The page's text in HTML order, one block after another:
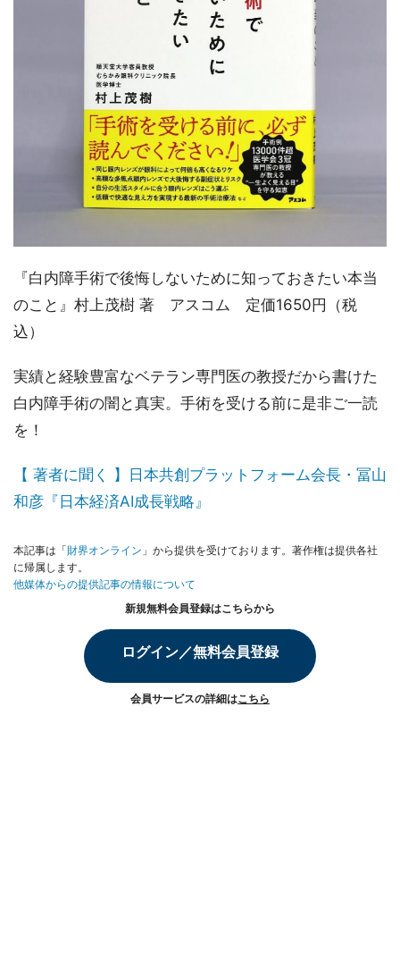
『白内障手術で後悔しないために知っておきたい本当
のこと』村上茂樹 著 アスコム 定価1650円（税
込）
実績と経験豊富なベテラン専門医の教授だから書けた
白内障手術の闇と真実。手術を受ける前に是非ご一読
を！
【 著者に聞く 】日本共創プラットフォーム会長・冨山
和彦『日本経済AI成長戦略』
本記事は「財界オンライン 」から提供を受けております。著作権は提供各社
に帰属します。
他媒体からの提供記事の情報について
新規無料会員登録はこちらから
ログイン／無料会員登録
会員サービスの詳細はこちら